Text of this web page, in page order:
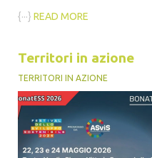
{···} READ MORE
Territori in azione
TERRITORI IN AZIONE